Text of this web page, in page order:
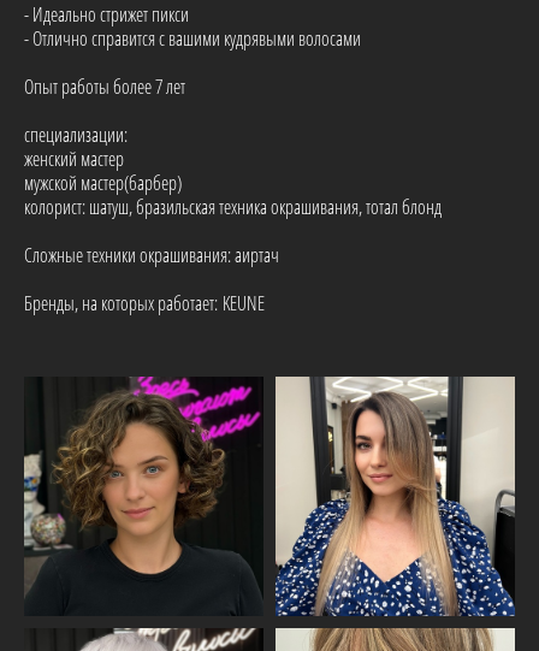
- Идеально стрижет пикси
- Отлично справится с вашими кудрявыми волосами
Опыт работы более 7 лет
специализации:
женский мастер
мужской мастер(барбер)
колорист: шатуш, бразильская техника окрашивания, тотал блонд
Сложные техники окрашивания: аиртач
Бренды, на которых работает: KEUNE